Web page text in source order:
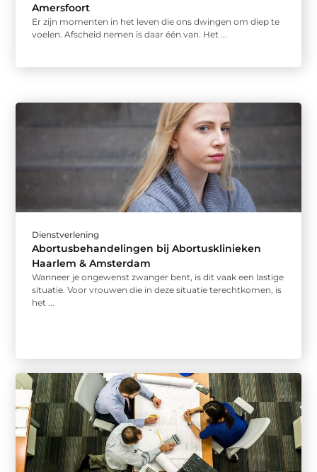
Amersfoort
Er zijn momenten in het leven die ons dwingen om diep te
voelen. Afscheid nemen is daar één van. Het ...
Dienstverlening
Abortusbehandelingen bij Abortusklinieken
Haarlem & Amsterdam
Wanneer je ongewenst zwanger bent, is dit vaak een lastige
situatie. Voor vrouwen die in deze situatie terechtkomen, is
het ...